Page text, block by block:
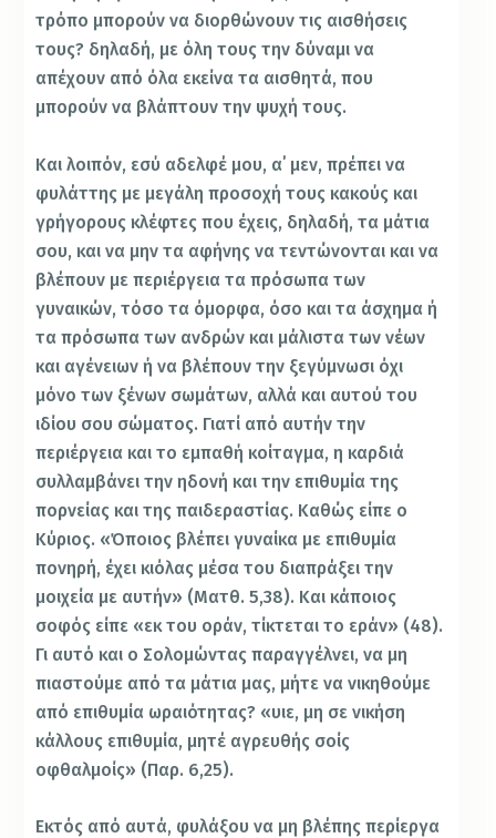
τρόπο μπορούν να διορθώνουν τις αισθήσεις
τους? δηλαδή, με όλη τους την δύναμι να
απέχουν από όλα εκείνα τα αισθητά, που
μπορούν να βλάπτουν την ψυχή τους.
Και λοιπόν, εσύ αδελφέ μου, α΄ μεν, πρέπει να
φυλάττης με μεγάλη προσοχή τους κακούς και
γρήγορους κλέφτες που έχεις, δηλαδή, τα μάτια
σου, και να μην τα αφήνης να τεντώνονται και να
βλέπουν με περιέργεια τα πρόσωπα των
γυναικών, τόσο τα όμορφα, όσο και τα άσχημα ή
τα πρόσωπα των ανδρών και μάλιστα των νέων
και αγένειων ή να βλέπουν την ξεγύμνωσι όχι
μόνο των ξένων σωμάτων, αλλά και αυτού του
ιδίου σου σώματος. Γιατί από αυτήν την
περιέργεια και το εμπαθή κοίταγμα, η καρδιά
συλλαμβάνει την ηδονή και την επιθυμία της
πορνείας και της παιδεραστίας. Καθώς είπε ο
Κύριος. «Όποιος βλέπει γυναίκα με επιθυμία
πονηρή, έχει κιόλας μέσα του διαπράξει την
μοιχεία με αυτήν» (Ματθ. 5,38). Και κάποιος
σοφός είπε «εκ του οράν, τίκτεται το εράν» (48).
Γι αυτό και ο Σολομώντας παραγγέλνει, να μη
πιαστούμε από τα μάτια μας, μήτε να νικηθούμε
από επιθυμία ωραιότητας? «υιε, μη σε νικήση
κάλλους επιθυμία, μητέ αγρευθής σοίς
οφθαλμοίς» (Παρ. 6,25).
Εκτός από αυτά, φυλάξου να μη βλέπης περίεργα